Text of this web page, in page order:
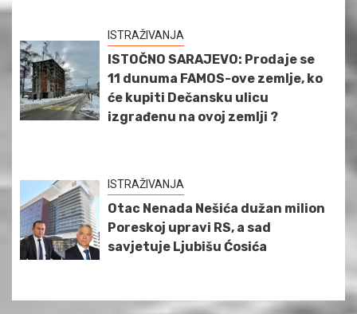
ISTRAŽIVANJA
ISTOČNO SARAJEVO: Prodaje se
11 dunuma FAMOS-ove zemlje, ko
će kupiti Dečansku ulicu
izgrađenu na ovoj zemlji ?
ISTRAŽIVANJA
Otac Nenada Nešića dužan milion
Poreskoj upravi RS, a sad
savjetuje Ljubišu Ćosića